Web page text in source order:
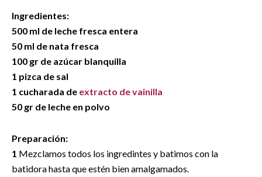
Ingredientes:
500 ml de leche fresca entera
50 ml de nata fresca
100 gr de azúcar blanquilla
1 pizca de sal
1 cucharada de extracto de vainilla
50 gr de leche en polvo
Preparación:
1 Mezclamos todos los ingredintes y batimos con la
batidora hasta que estén bien amalgamados.